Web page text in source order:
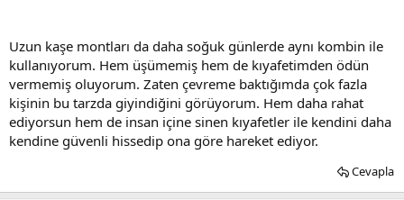
Uzun kaşe montları da daha soğuk günlerde aynı kombin ile
kullanıyorum. Hem üşümemiş hem de kıyafetimden ödün
vermemiş oluyorum. Zaten çevreme baktığımda çok fazla
kişinin bu tarzda giyindiğini görüyorum. Hem daha rahat
ediyorsun hem de insan içine sinen kıyafetler ile kendini daha
kendine güvenli hissedip ona göre hareket ediyor.
Cevapla